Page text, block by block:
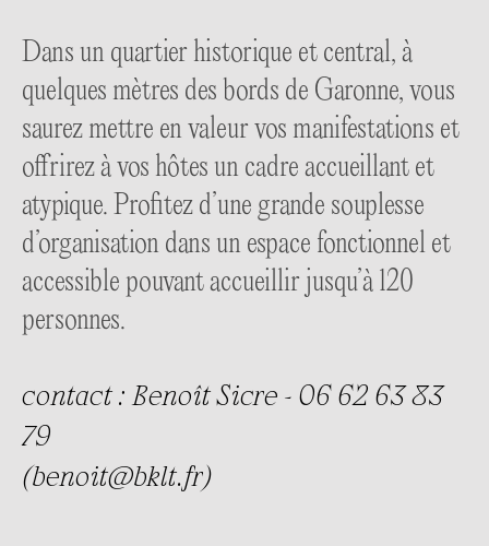
Dans un quartier historique et central, à
quelques mètres des bords de Garonne, vous
saurez mettre en valeur vos manifestations et
offrirez à vos hôtes un cadre accueillant et
atypique. Profitez d’une grande souplesse
d’organisation dans un espace fonctionnel et
accessible pouvant accueillir jusqu’à 120
personnes.
contact : Benoît Sicre - 06 62 63 83
79
(benoit@bklt.fr)